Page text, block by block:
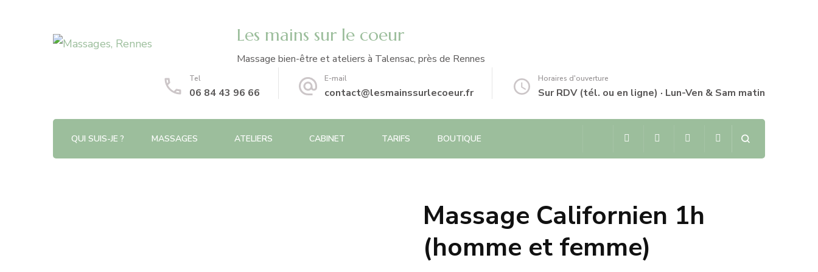
Les mains sur le coeur
Massage bien-être et ateliers à Talensac, près de Rennes
Tel
06 84 43 96 66
E-mail
contact@lesmainssurlecoeur.fr
Horaires d'ouverture
Sur RDV (tél. ou en ligne) · Lun-Ven & Sam matin
QUI SUIS-JE ? MASSAGES ATELIERS CABINET TARIFS BOUTIQUE
Massage Californien 1h
(homme et femme)